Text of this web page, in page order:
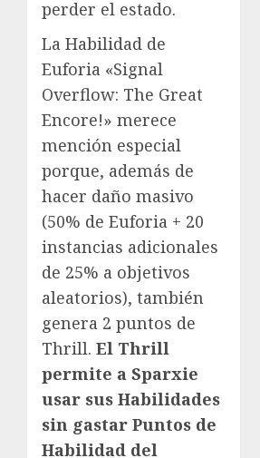
perder el estado.
La Habilidad de
Euforia «Signal
Overflow: The Great
Encore!» merece
mención especial
porque, además de
hacer daño masivo
(50% de Euforia + 20
instancias adicionales
de 25% a objetivos
aleatorios), también
genera 2 puntos de
Thrill. El Thrill
permite a Sparxie
usar sus Habilidades
sin gastar Puntos de
Habilidad del